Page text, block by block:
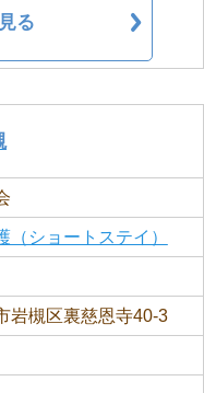
る
（ショートステイ）
岩槻区裏慈恩寺40-3